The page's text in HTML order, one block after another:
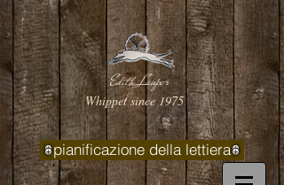
Edith Lauper
Whippet since 1975
pianificazione della lettiera